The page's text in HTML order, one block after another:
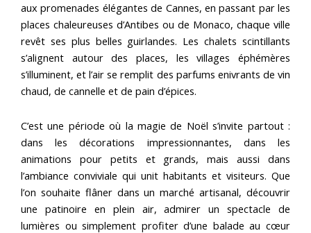
aux promenades élégantes de Cannes, en passant par les
places chaleureuses d’Antibes ou de Monaco, chaque ville
revêt ses plus belles guirlandes. Les chalets scintillants
s’alignent autour des places, les villages éphémères
s’illuminent, et l’air se remplit des parfums enivrants de vin
chaud, de cannelle et de pain d’épices.
C’est une période où la magie de Noël s’invite partout :
dans les décorations impressionnantes, dans les
animations pour petits et grands, mais aussi dans
l’ambiance conviviale qui unit habitants et visiteurs. Que
l’on souhaite flâner dans un marché artisanal, découvrir
une patinoire en plein air, admirer un spectacle de
lumières ou simplement profiter d’une balade au cœur